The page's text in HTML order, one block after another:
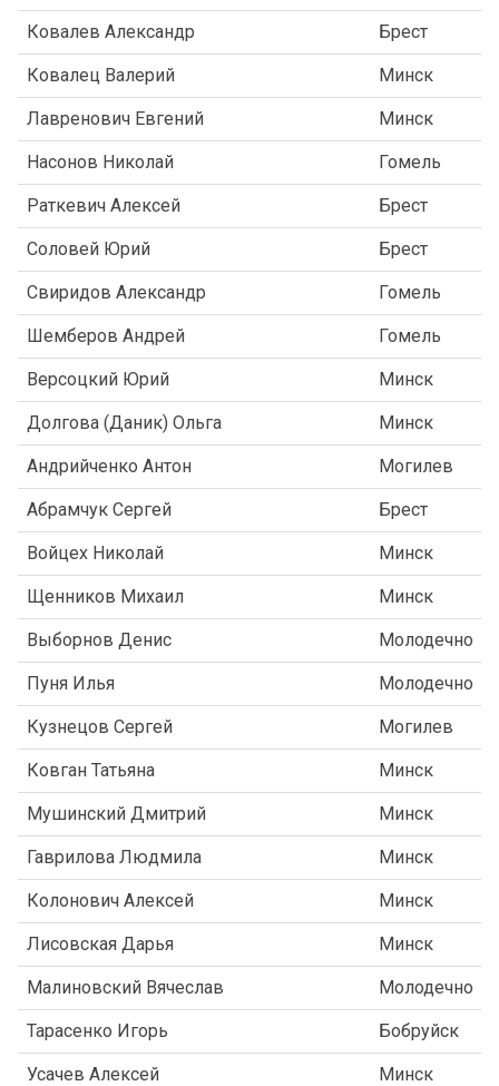
Ковалев Александр Брест
Ковалец Валерий Минск
Лавренович Евгений Минск
Насонов Николай Гомель
Раткевич Алексей Брест
Соловей Юрий Брест
Свиридов Александр Гомель
Шемберов Андрей Гомель
Версоцкий Юрий Минск
Долгова (Даник) Ольга Минск
Андрийченко Антон Могилев
Абрамчук Сергей Брест
Войцех Николай Минск
Щенников Михаил Минск
Выборнов Денис Молодечно
Пуня Илья Молодечно
Кузнецов Сергей Могилев
Ковган Татьяна Минск
Мушинский Дмитрий Минск
Гаврилова Людмила Минск
Колонович Алексей Минск
Лисовская Дарья Минск
Малиновский Вячеслав Молодечно
Тарасенко Игорь Бобруйск
Усачев Алексей Минск